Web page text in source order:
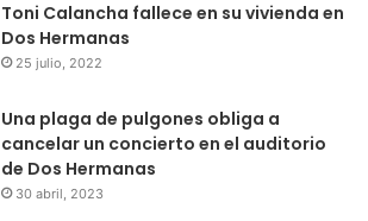
Toni Calancha fallece en su vivienda en
Dos Hermanas
25 julio, 2022
Una plaga de pulgones obliga a
cancelar un concierto en el auditorio
de Dos Hermanas
30 abril, 2023